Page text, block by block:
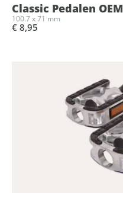
Classic Pedalen OEM
100.7 x 71 mm
€ 8,95